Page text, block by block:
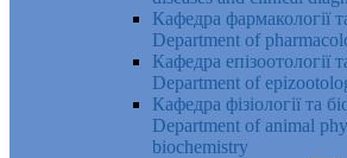
Кафедра фармакології
Department of
Кафедра епізоотології
Department of
Кафедра фізіології та
Department of animal
biochemistry